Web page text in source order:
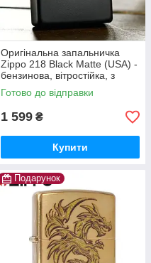
Оригінальна запальничка
Zippo 218 Black Matte (USA) -
бензинова, вітростійка, з
можливістю вашого
гравіювання, преміум
подарунок.
Готово до відправки
1 599 ₴
Купити
Подарунок